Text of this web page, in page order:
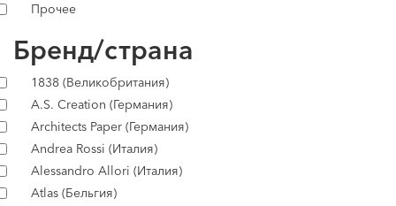
Прочее
Бренд/страна
1838 (Великобритания)
A.S. Creation (Германия)
Architects Paper (Германия)
Andrea Rossi (Италия)
Alessandro Allori (Италия)
Atlas (Бельгия)